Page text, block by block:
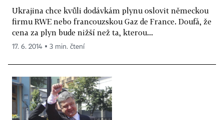
Ukrajina chce kvůli dodávkám plynu oslovit německou
firmu RWE nebo francouzskou Gaz de France. Doufá, že
cena za plyn bude nižší než ta, kterou...
17. 6. 2014 ▪ 3 min. čtení